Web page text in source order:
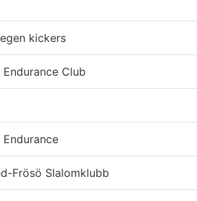
kickers
Endurance Club
Endurance
Frösö Slalomklubb